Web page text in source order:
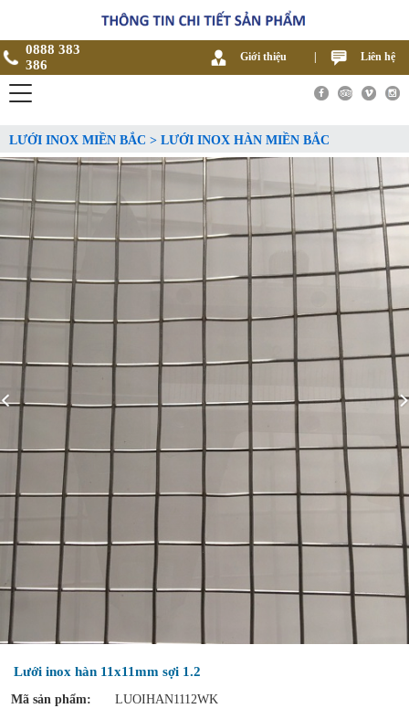
0888 383
386
Giới thiệu Liên hệ
LƯỚI INOX MIỀN BẮC > LƯỚI INOX HÀN MIỀN BẮC
Lưới inox hàn 11x11mm sợi 1.2
Mã sản phẩm:
LUOIHAN1112WK